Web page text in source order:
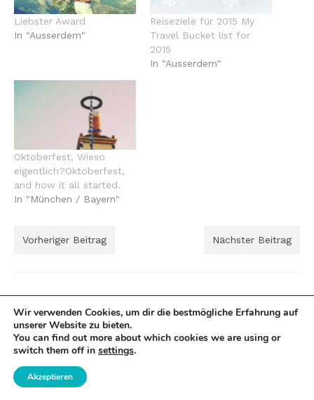
Liebster Award
In "Ausserdem"
Reiseziele für 2015 My
Travel Bucket list for
2015
In "Ausserdem"
Oktoberfest, Wieso
eigentlich?Oktoberfest,
and how it all started.
In "München / Bayern"
Vorheriger Beitrag Nächster Beitrag
2 Antworten
Bucket list 2015
[…] Dieses Jahr war toll. Ich habe sieben Länder
bereist und sah viele neue Städte (Wo genau ich war
Wir verwenden Cookies, um dir die bestmögliche Erfahrung auf
unserer Website zu bieten.
You can find out more about which cookies we are using or
switch them off in settings.
Akzeptieren